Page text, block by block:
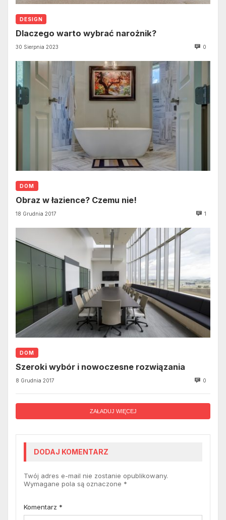
DESIGN
Dlaczego warto wybrać narożnik?
30 Sierpnia 2023 0
DOM
Obraz w łazience? Czemu nie!
18 Grudnia 2017 1
DOM
Szeroki wybór i nowoczesne rozwiązania
8 Grudnia 2017 0
ZAŁADUJ WIĘCEJ
DODAJ KOMENTARZ
Twój adres e-mail nie zostanie opublikowany.
Wymagane pola są oznaczone *
Komentarz *